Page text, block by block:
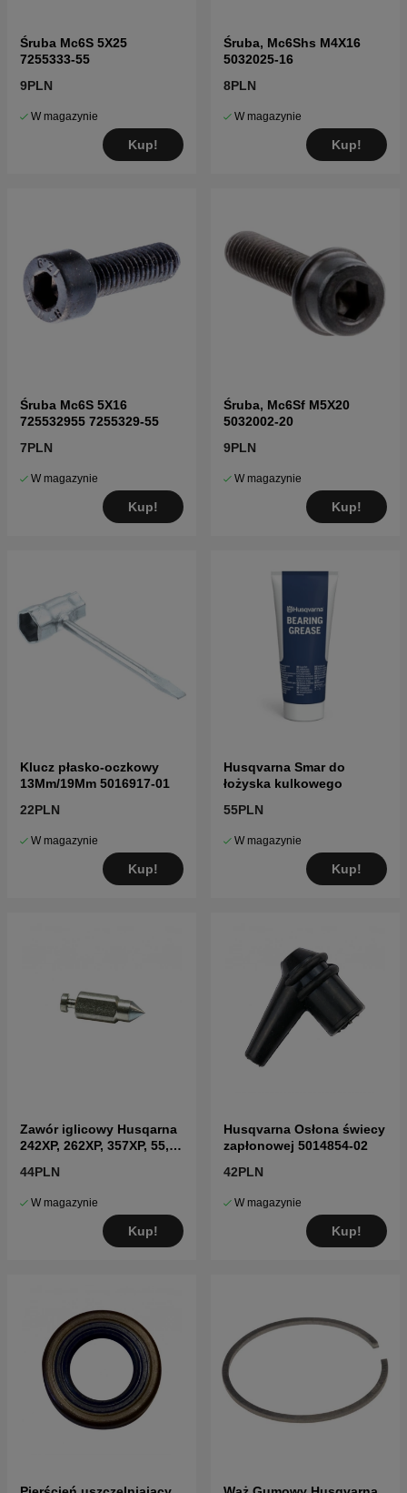
Śruba Mc6S 5X25
7255333-55
9PLN
W magazynie
Kup!
Śruba, Mc6Shs M4X16
5032025-16
8PLN
W magazynie
Kup!
Śruba Mc6S 5X16
725532955 7255329-55
7PLN
W magazynie
Kup!
Śruba, Mc6Sf M5X20
5032002-20
9PLN
W magazynie
Kup!
Klucz płasko-oczkowy
13Mm/19Mm 5016917-01
22PLN
W magazynie
Kup!
Husqvarna Smar do
łożyska kulkowego
55PLN
W magazynie
Kup!
Zawór iglicowy Husqarna
242XP, 262XP, 357XP, 55,
44PLN
W magazynie
Kup!
Husqvarna Osłona świecy
zapłonowej 5014854-02
42PLN
W magazynie
Kup!